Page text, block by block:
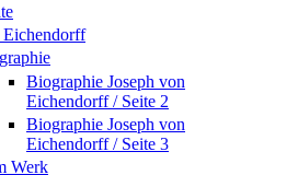
Eichendorff
Biographie Joseph von
Eichendorff / Seite 2
Biographie Joseph von
Eichendorff / Seite 3
Werk